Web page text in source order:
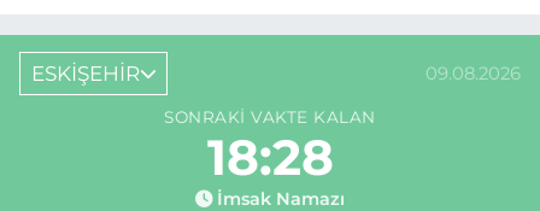
ESKİŞEHİR 09.08.2026
SONRAKI VAKTE KALAN
18:27
İmsak Namazı